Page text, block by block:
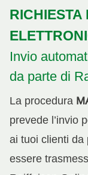
RICHIESTA
Invio
da parte di
La procedura
prevede l’invio
ai tuoi clienti da
essere